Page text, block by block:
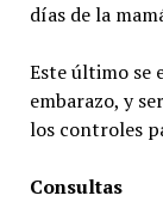
días de la
Este último se
embarazo, y
los controles
Consultas